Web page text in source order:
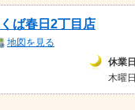
ば春日2丁目店
地図を見る
休業日
木曜日